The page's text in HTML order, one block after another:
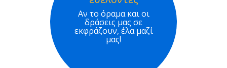
Αν το όραμα και οι
δράσεις μας σε
εκφράζουν, έλα μαζί
μας!